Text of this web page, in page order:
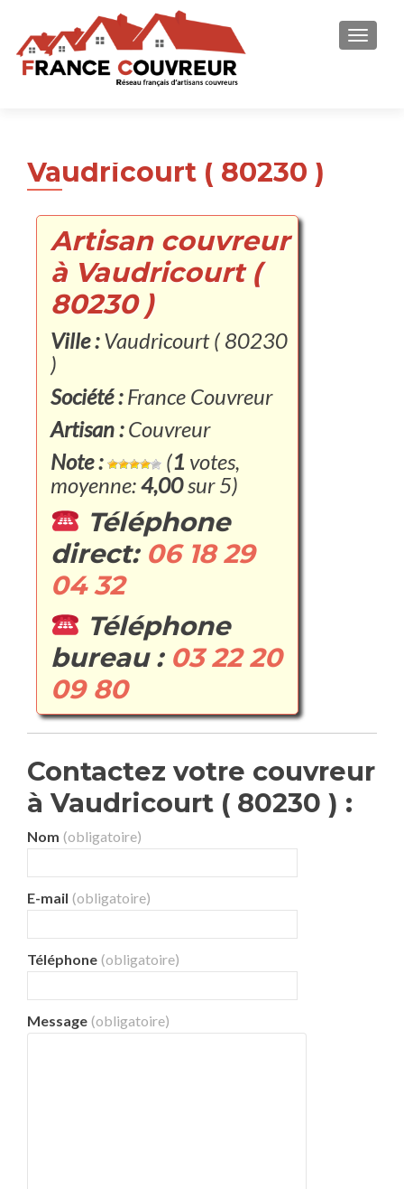
Vaudricourt ( 80230 )
Artisan couvreur
à Vaudricourt (
80230 )
Ville :Vaudricourt ( 80230
)
Société :France Couvreur
Artisan :Couvreur
Note :
(1 votes,
moyenne:4,00sur 5)
Téléphone
direct: 06 18 29
04 32
Téléphone
bureau : 03 22 20
09 80
Contactez votre couvreur
à Vaudricourt ( 80230 ) :
Nom (obligatoire)
E-mail (obligatoire)
Téléphone (obligatoire)
Message (obligatoire)